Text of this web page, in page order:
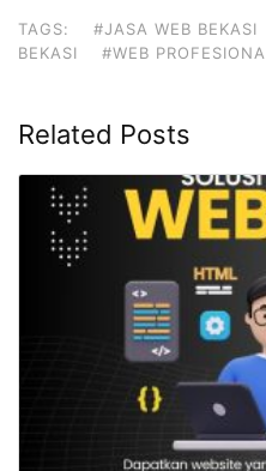
TAGS: #JASA WEB BEKASI
BEKASI
#WEB
Related Posts